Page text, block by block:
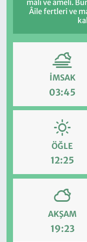
malı ve ameli.
Âile fertleri ve
İMSAK
03:45
ÖĞLE
12:25
AKŞAM
19:23